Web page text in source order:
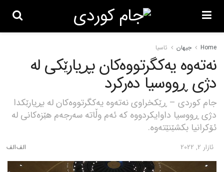
Home جیهان ئاسیا
نەتەوە یەکگرتووەکان بڕیارێکی لە
دژی ڕووسیا دەرکرد
جام کوردی – ڕێکخراوی نەتەوە یەکگرتووەکان لە بڕیارێکدا
دژی ڕووسیا داوایکردووە کە ئەم وڵاتە سەرجەم هێزەکانی لە
ئۆکرانیا بکشێنێتەوە.
ئازار 2, 2022